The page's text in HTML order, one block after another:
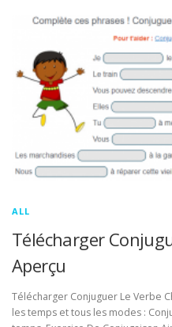
ALL
Télécharger
Aperçu
Télécharger Conjuguer Le Verbe
les temps et tous les modes :